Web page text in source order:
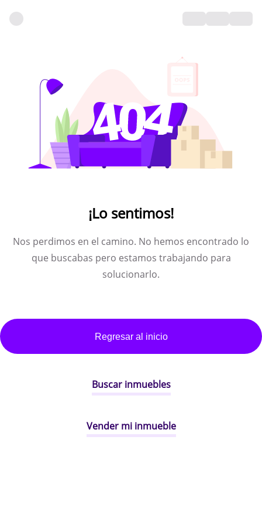
¡Lo sentimos!
Nos perdimos en el camino. No hemos encontrado lo
que buscabas pero estamos trabajando para
solucionarlo.
Regresar al inicio
Buscar inmuebles
Vender mi inmueble